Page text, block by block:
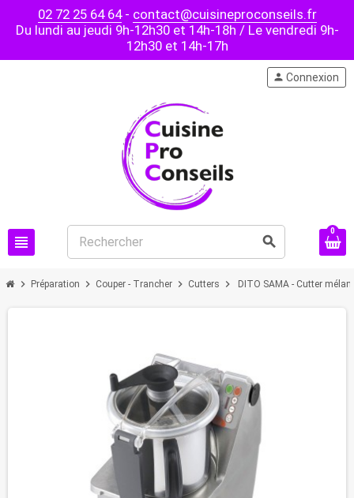
02 72 25 64 64- contact@cuisineproconseils.fr
Du lundi au jeudi 9h-12h30 et 14h-18h / Le vendredi 9h-
12h30 et 14h-17h
view_headline search
person Connexion
0
chevron_right Préparation chevron_right Couper - Trancher chevron_right Cutters chevron_right DITO SAMA - Cutter